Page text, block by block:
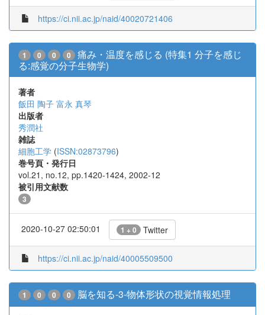
https://ci.nii.ac.jp/naid/40020721406
1 0 0 0
痛み・温度を感じる (特集1 分子を感じ
る:感覚の分子生物学)
著者
飯田 陶子 富永 真琴
出版者
秀潤社
雑誌
細胞工学 (ISSN:02873796)
巻号頁・発行日
vol.21, no.12, pp.1420-1424, 2002-12
被引用文献数
3
2020-10-27 02:50:01 1 + 0 Twitter
https://ci.nii.ac.jp/naid/40005509500
1 0 0 0 脳を知る-3-物体形状の視覚情報処理